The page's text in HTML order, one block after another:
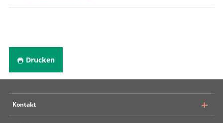
Drucken
Kontakt